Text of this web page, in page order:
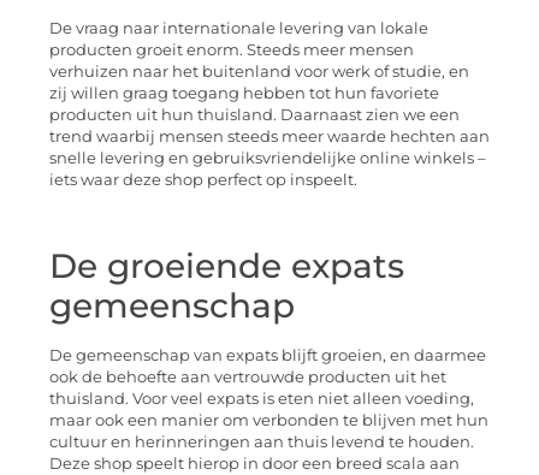
De vraag naar internationale levering van lokale
producten groeit enorm. Steeds meer mensen
verhuizen naar het buitenland voor werk of studie, en
zij willen graag toegang hebben tot hun favoriete
producten uit hun thuisland. Daarnaast zien we een
trend waarbij mensen steeds meer waarde hechten aan
snelle levering en gebruiksvriendelijke online winkels –
iets waar deze shop perfect op inspeelt.
De groeiende expats
gemeenschap
De gemeenschap van expats blijft groeien, en daarmee
ook de behoefte aan vertrouwde producten uit het
thuisland. Voor veel expats is eten niet alleen voeding,
maar ook een manier om verbonden te blijven met hun
cultuur en herinneringen aan thuis levend te houden.
Deze shop speelt hierop in door een breed scala aan